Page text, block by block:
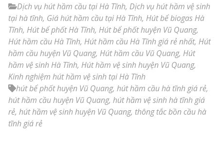
Dịch vụ hút hầm cầu tại Hà Tĩnh, Dịch vụ hút hầm vệ sinh
tại hà tĩnh, Giá hút hầm cầu tại Hà Tĩnh, Hút bể biogas Hà
Tĩnh, Hút bể phốt Hà Tĩnh, Hút bể phốt huyện Vũ Quang,
Hút hầm cầu Hà Tĩnh, Hút hầm cầu Hà Tĩnh giá rẻ nhất, Hút
hầm cầu huyện Vũ Quang, Hút hầm cầu Vũ Quang, Hút
hầm vệ sinh Hà Tĩnh, Hút hầm vệ sinh huyện Vũ Quang,
Kinh nghiệm hút hầm vệ sinh tại Hà Tĩnh
hút bể phốt huyện Vũ Quang, hút hầm cầu hà tĩnh giá rẻ,
hút hầm cầu huyện Vũ Quang, hút hầm vệ sinh hà tĩnh giá
rẻ, hút hầm vệ sinh huyện Vũ Quang, thông tắc bồn cầu hà
tĩnh giá rẻ